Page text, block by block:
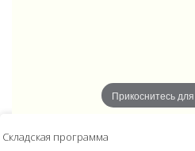
Прикоснитесь
Складская программа